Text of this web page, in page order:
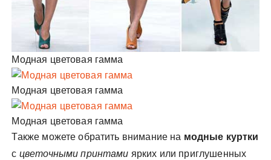
Модная цветовая гамма
Модная цветовая гамма
Модная цветовая гамма
Также можете обратить внимание на модные куртки
с цветочными принтами ярких или приглушенных